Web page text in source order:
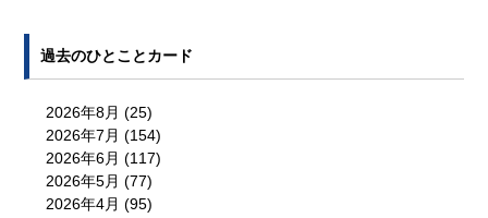
過去のひとことカード
2026年8月 (25)
2026年7月 (154)
2026年6月 (117)
2026年5月 (77)
2026年4月 (95)